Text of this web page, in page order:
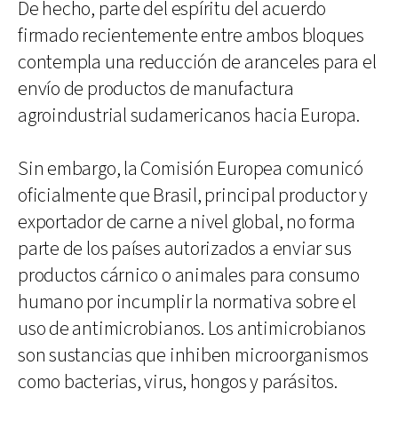
De hecho, parte del espíritu del acuerdo
firmado recientemente entre ambos bloques
contempla una reducción de aranceles para el
envío de productos de manufactura
agroindustrial sudamericanos hacia Europa.
Sin embargo, la Comisión Europea comunicó
oficialmente que Brasil, principal productor y
exportador de carne a nivel global, no forma
parte de los países autorizados a enviar sus
productos cárnico o animales para consumo
humano por incumplir la normativa sobre el
uso de antimicrobianos. Los antimicrobianos
son sustancias que inhiben microorganismos
como bacterias, virus, hongos y parásitos.